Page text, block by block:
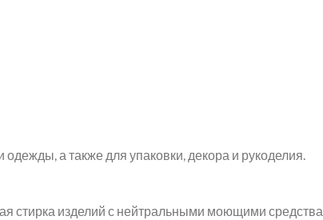
одежды, а также для упаковки, декора и рукоделия.
стирка изделий с нейтральными моющими